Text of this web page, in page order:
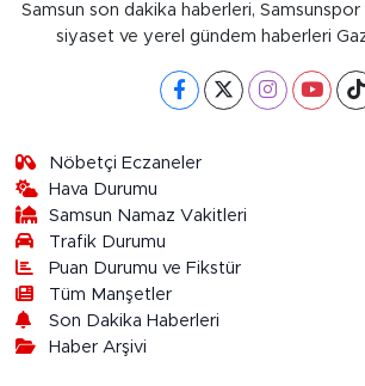
Samsun son dakika haberleri, Samsunspor
siyaset ve yerel gündem haberleri
Nöbetçi Eczaneler
Hava Durumu
Samsun Namaz Vakitleri
Trafik Durumu
Puan Durumu ve Fikstür
Tüm Manşetler
Son Dakika Haberleri
Haber Arşivi